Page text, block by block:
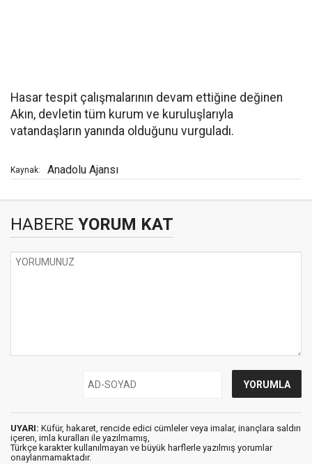
Hasar tespit çalışmalarının devam ettiğine değinen
Akın, devletin tüm kurum ve kuruluşlarıyla
vatandaşların yanında olduğunu vurguladı.
Kaynak: Anadolu Ajansı
HABERE YORUM KAT
UYARI: Küfür, hakaret, rencide edici cümleler veya imalar, inançlara saldırı
içeren, imla kuralları ile yazılmamış,
Türkçe karakter kullanılmayan ve büyük harflerle yazılmış yorumlar
onaylanmamaktadır.